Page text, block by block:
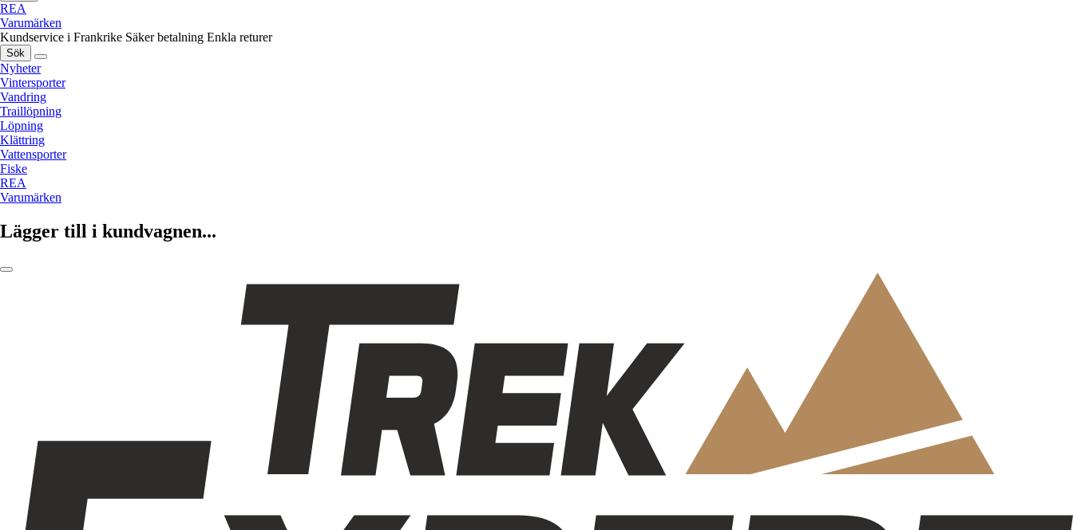
REA
Varumärken
Kundservice i Frankrike Säker betalning Enkla returer
Sök
Nyheter
Vintersporter
Vandring
Traillöpning
Löpning
Klättring
Vattensporter
Fiske
REA
Varumärken
Lägger till i kundvagnen...